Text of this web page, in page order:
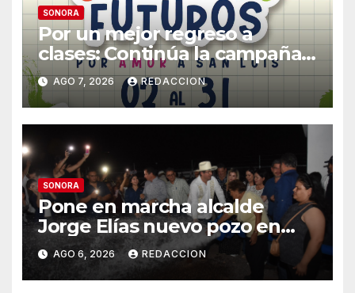
SONORA
Por un mejor regreso a
clases: Continúa la campaña
de recolección de útiles
«Coloreando Futuros»
AGO 7, 2026 REDACCION
SONORA
Pone en marcha alcalde
Jorge Elías nuevo pozo en
Tierra Blanca, Tesia:
Suministrará 20 litros por
segundo de agua potable
AGO 6, 2026 REDACCION